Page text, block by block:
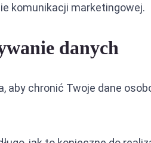
komunikacji marketingowej.
danych
aby chronić Twoje dane